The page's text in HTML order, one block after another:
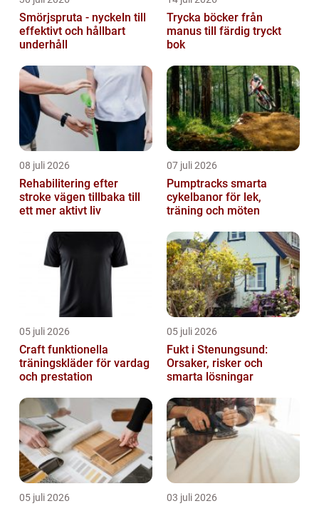
Smörjspruta - nyckeln till
effektivt och hållbart
underhåll
Trycka böcker från
manus till färdig tryckt
bok
08 juli 2026
Rehabilitering efter
stroke vägen tillbaka till
ett mer aktivt liv
07 juli 2026
Pumptracks smarta
cykelbanor för lek,
träning och möten
05 juli 2026
Craft funktionella
träningskläder för vardag
och prestation
05 juli 2026
Fukt i Stenungsund:
Orsaker, risker och
smarta lösningar
05 juli 2026 03 juli 2026